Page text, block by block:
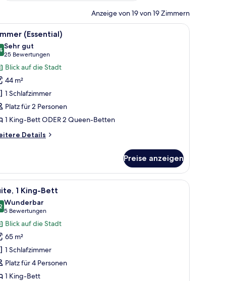
Anzeige von 19 von 19 Zimmern
und Wohnbereich. Ein modernes Hotelzimmer mit Bett,
7 (Essential)
von 10
Sehr gut
25 Bewertungen
(25
Bewertungen)
Blick auf die Stadt
44 m²
1 Schlafzimmer
Platz für 2 Personen
1 King-Bett ODER 2 Queen-Betten
Details
Preise anzeigen
von Bäumen gesäumten Straße und einer Ampel.Ein modernes Interieur mit Essbereich,
8 1 King-Bett
von 10
Wunderbar
5 Bewertungen
(5
Bewertungen)
Blick auf die Stadt
65 m²
1 Schlafzimmer
Platz für 4 Personen
1 King-Bett